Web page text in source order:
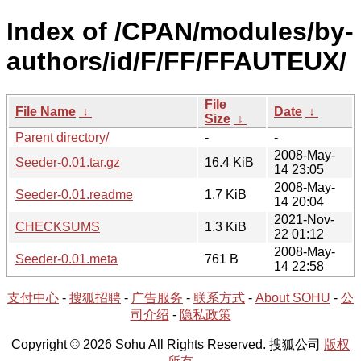
Index of /CPAN/modules/by-
authors/id/F/FF/FFAUTEUX/
File Name ↓
File
Size ↓
Date ↓
Parent directory/
-
-
Seeder-0.01.tar.gz
16.4 KiB
2008-May-
14 23:05
Seeder-0.01.readme
1.7 KiB
2008-May-
14 20:04
CHECKSUMS
1.3 KiB
2021-Nov-
22 01:12
Seeder-0.01.meta
761 B
2008-May-
14 22:58
支付中心 - 搜狐招聘 - 广告服务 - 联系方式 - About SOHU - 公
司介绍 - 隐私政策
Copyright © 2026 Sohu All Rights Reserved. 搜狐公司 版权